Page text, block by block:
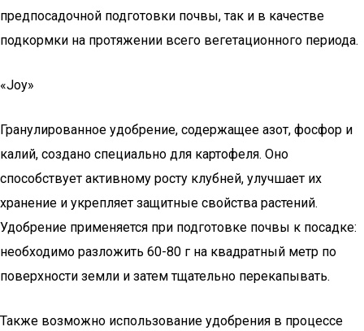
предпосадочной подготовки почвы, так и в качестве
подкормки на протяжении всего вегетационного периода.
«Joy»
Гранулированное удобрение, содержащее азот, фосфор и
калий, создано специально для картофеля. Оно
способствует активному росту клубней, улучшает их
хранение и укрепляет защитные свойства растений.
Удобрение применяется при подготовке почвы к посадке:
необходимо разложить 60-80 г на квадратный метр по
поверхности земли и затем тщательно перекапывать.
Также возможно использование удобрения в процессе